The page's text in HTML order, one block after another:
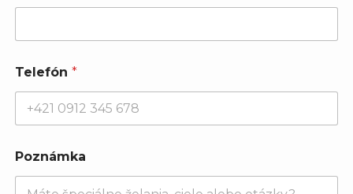
n
z
n
á
k
K
Telefón *
Poznámka